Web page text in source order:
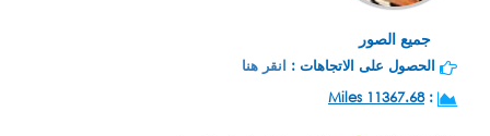
جميع الصور
الحصول على الاتجاهات : انقر هنا
:
11367.68 Miles